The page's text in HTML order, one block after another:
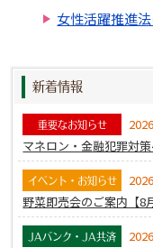
女性活躍推進
新着情報
重要なお知らせ
マネロン・金融犯罪対
イベント・お知らせ
野菜即売会のご案内【8
JAバンク・JA共済